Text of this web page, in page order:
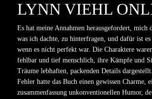
LYNN VIEHL
Es hat meine Annahmen herausgefordert, mich
was ich dachte, zu hinterfragen, und dafür ist es
wenn es nicht perfekt war. Die Charaktere
fehlbar und tief menschlich, ihre Kämpfe und
Träume lebhaften, packenden Details
Fehler hatte das Buch einen gewissen Charme,
zusammenfassung unkonventionellen Humor,